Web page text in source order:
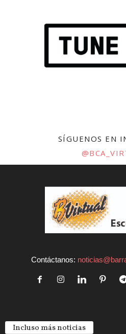
SÍGUENOS EN
Contáctanos:
Incluso más noticias